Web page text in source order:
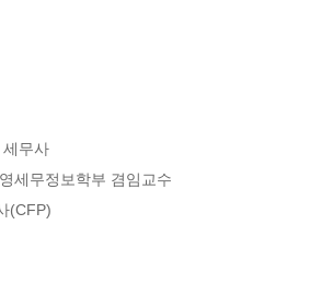
무사
세무정보학부 겸임교수
(CFP)